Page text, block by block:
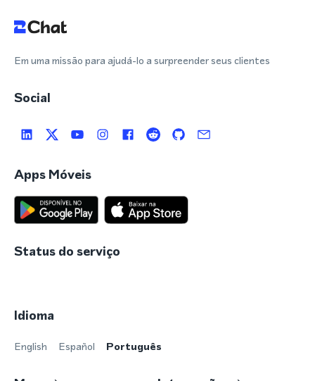
Em uma missão para ajudá-lo a surpreender seus clientes
Social
Apps Móveis
Status do serviço
Idioma
English Español Português